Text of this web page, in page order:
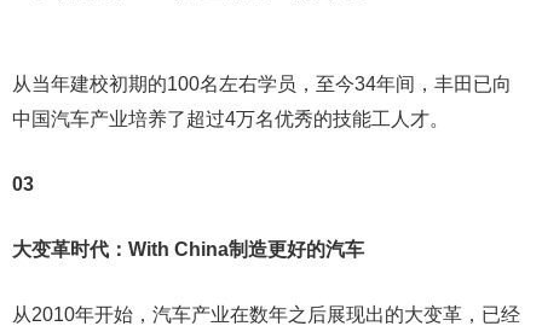
从当年建校初期的100名左右学员，至今34年间，丰田已向
中国汽车产业培养了超过4万名优秀的技能工人才。
03
大变革时代：With China制造更好的汽车
从2010年开始，汽车产业在数年之后展现出的大变革，已经